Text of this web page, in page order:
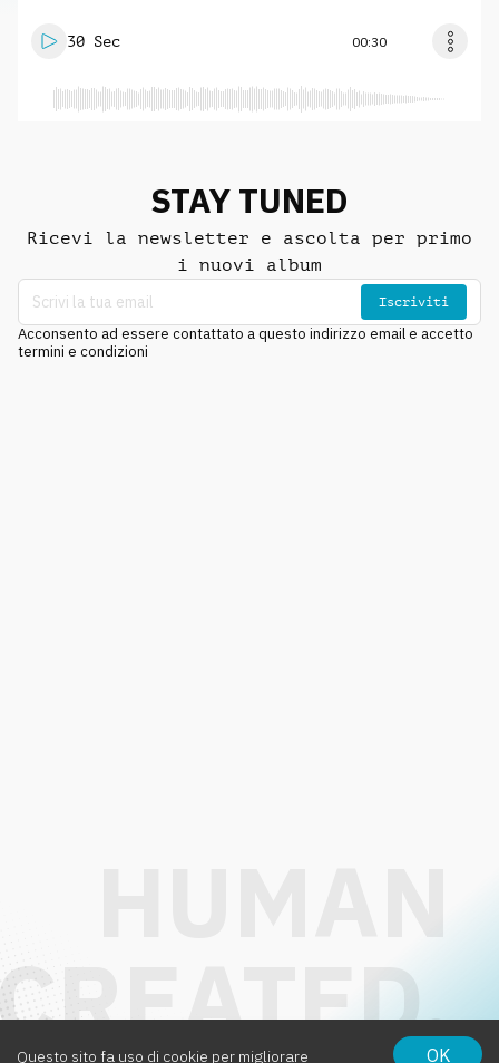
30 Sec 00:30
STAY TUNED
Ricevi la newsletter e ascolta per primo
i nuovi album
Iscriviti
Acconsento ad essere contattato a questo indirizzo email e accetto
termini e condizioni
Questo sito fa uso di cookie per migliorare
OK